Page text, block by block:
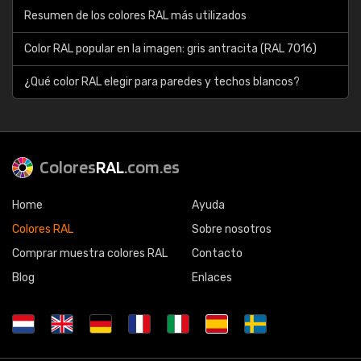
Resumen de los colores RAL más utilizados
Color RAL popular en la imagen: gris antracita (RAL 7016)
¿Qué color RAL elegir para paredes y techos blancos?
ColoresRAL.com.es
Home
Colores RAL
Comprar muestra colores RAL
Blog
Ayuda
Sobre nosotros
Contacto
Enlaces